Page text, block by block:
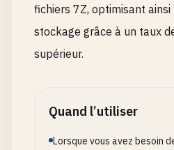
fichiers 7Z, optimisant
stockage grâce à un taux
supérieur.
Quand l’utiliser
Lorsque vous avez besoin